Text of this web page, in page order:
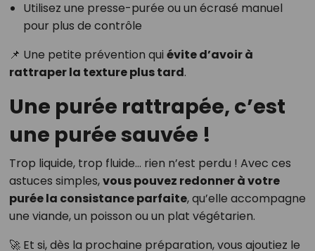
Utilisez une presse-purée ou un écrasé manuel
pour plus de contrôle
📌 Une petite prévention qui évite d’avoir à
rattraper la texture plus tard.
Une purée rattrapée, c’est
une purée sauvée !
Trop liquide, trop fluide… rien n’est perdu ! Avec ces
astuces simples,vous pouvez redonner à votre
purée la consistance parfaite, qu’elle accompagne
une viande, un poisson ou un plat végétarien.
🚀 Et si, dès la prochaine préparation, vous ajoutiez le